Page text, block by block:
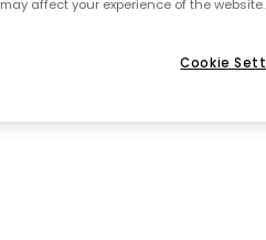
may affect your experience of the website.
Cookie